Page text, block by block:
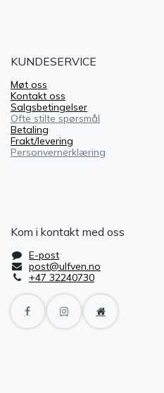
KUNDESERVICE
Møt oss
Kontakt oss
Salgsbetingelser
Ofte stilte spørsmål
Betaling
Frakt/levering
Personvernerklæring
Kom i kontakt med oss
E-post
post@ulfven.no
+47 32240730